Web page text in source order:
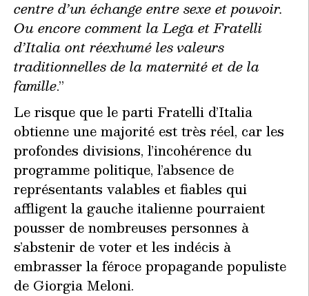
centre d’un échange entre sexe et pouvoir.
Ou encore comment la Lega et Fratelli
d’Italia ont réexhumé les valeurs
traditionnelles de la maternité et de la
famille.”
Le risque que le parti Fratelli d’Italia
obtienne une majorité est très réel, car les
profondes divisions, l’incohérence du
programme politique, l’absence de
représentants valables et fiables qui
affligent la gauche italienne pourraient
pousser de nombreuses personnes à
s’abstenir de voter et les indécis à
embrasser la féroce propagande populiste
de Giorgia Meloni.